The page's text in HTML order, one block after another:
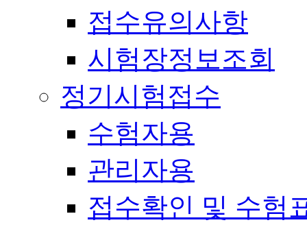
접수유의사항
시험장정보조회
정기시험접수
수험자용
관리자용
접수확인 및 수험